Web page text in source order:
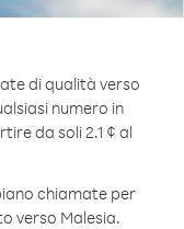
di qualità verso
numero in
da soli 2.1 ¢ al
chiamate per
verso Malesia.